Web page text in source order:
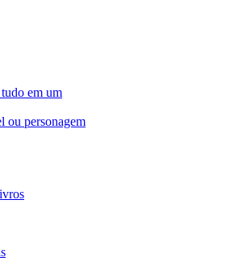
em um
ou personagem